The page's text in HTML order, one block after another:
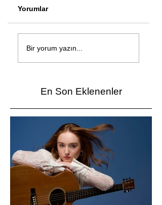
Çağan Şengül'den
yeni şarkı: Bir Ev
Yorumlar
Bir yorum yazın...
En Son Eklenenler